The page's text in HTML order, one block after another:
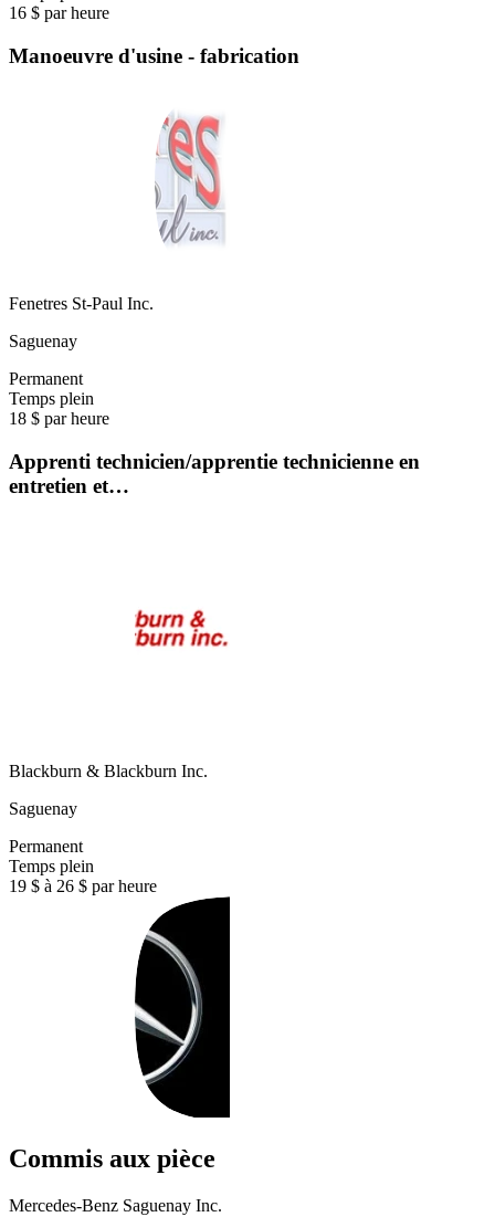
16 $ par heure
Manoeuvre d'usine - fabrication
Fenetres St-Paul Inc.
Saguenay
Permanent
Temps plein
18 $ par heure
Apprenti technicien/apprentie technicienne en
entretien et…
Blackburn & Blackburn Inc.
Saguenay
Permanent
Temps plein
19 $ à 26 $ par heure
Commis aux pièce
Mercedes-Benz Saguenay Inc.